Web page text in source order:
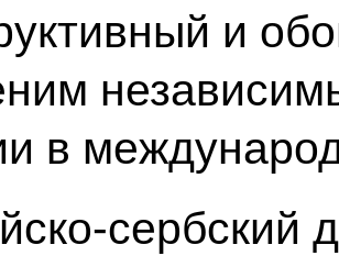
и
в
сербский